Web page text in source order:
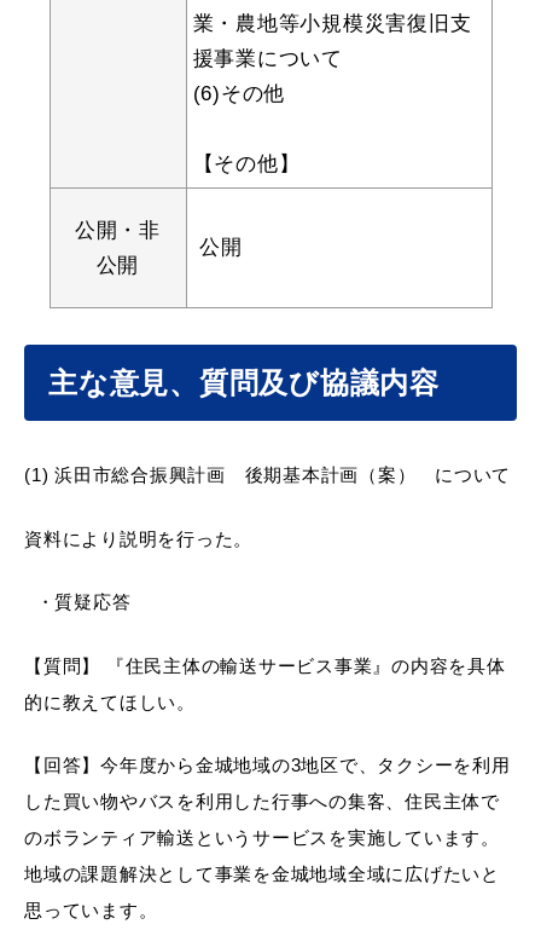
高齢者・介護
目的から探す
届出・証明 税金
防災・消防
公共交通・
敬老福祉乗車券
公共施設
業・農地等小規模災害復旧支
援事業について
(6)その他
【その他】
公開・非
公開
公開
主な意見、質問及び協議内容
(1)浜田市総合振興計画 後期基本計画（案） について
資料により説明を行った。
・質疑応答
【質問】 『住民主体の輸送サービス事業』の内容を具体
的に教えてほしい。
【回答】今年度から金城地域の3地区で、タクシーを利用
した買い物やバスを利用した行事への集客、住民主体で
のボランティア輸送というサービスを実施しています。
地域の課題解決として事業を金城地域全域に広げたいと
思っています。